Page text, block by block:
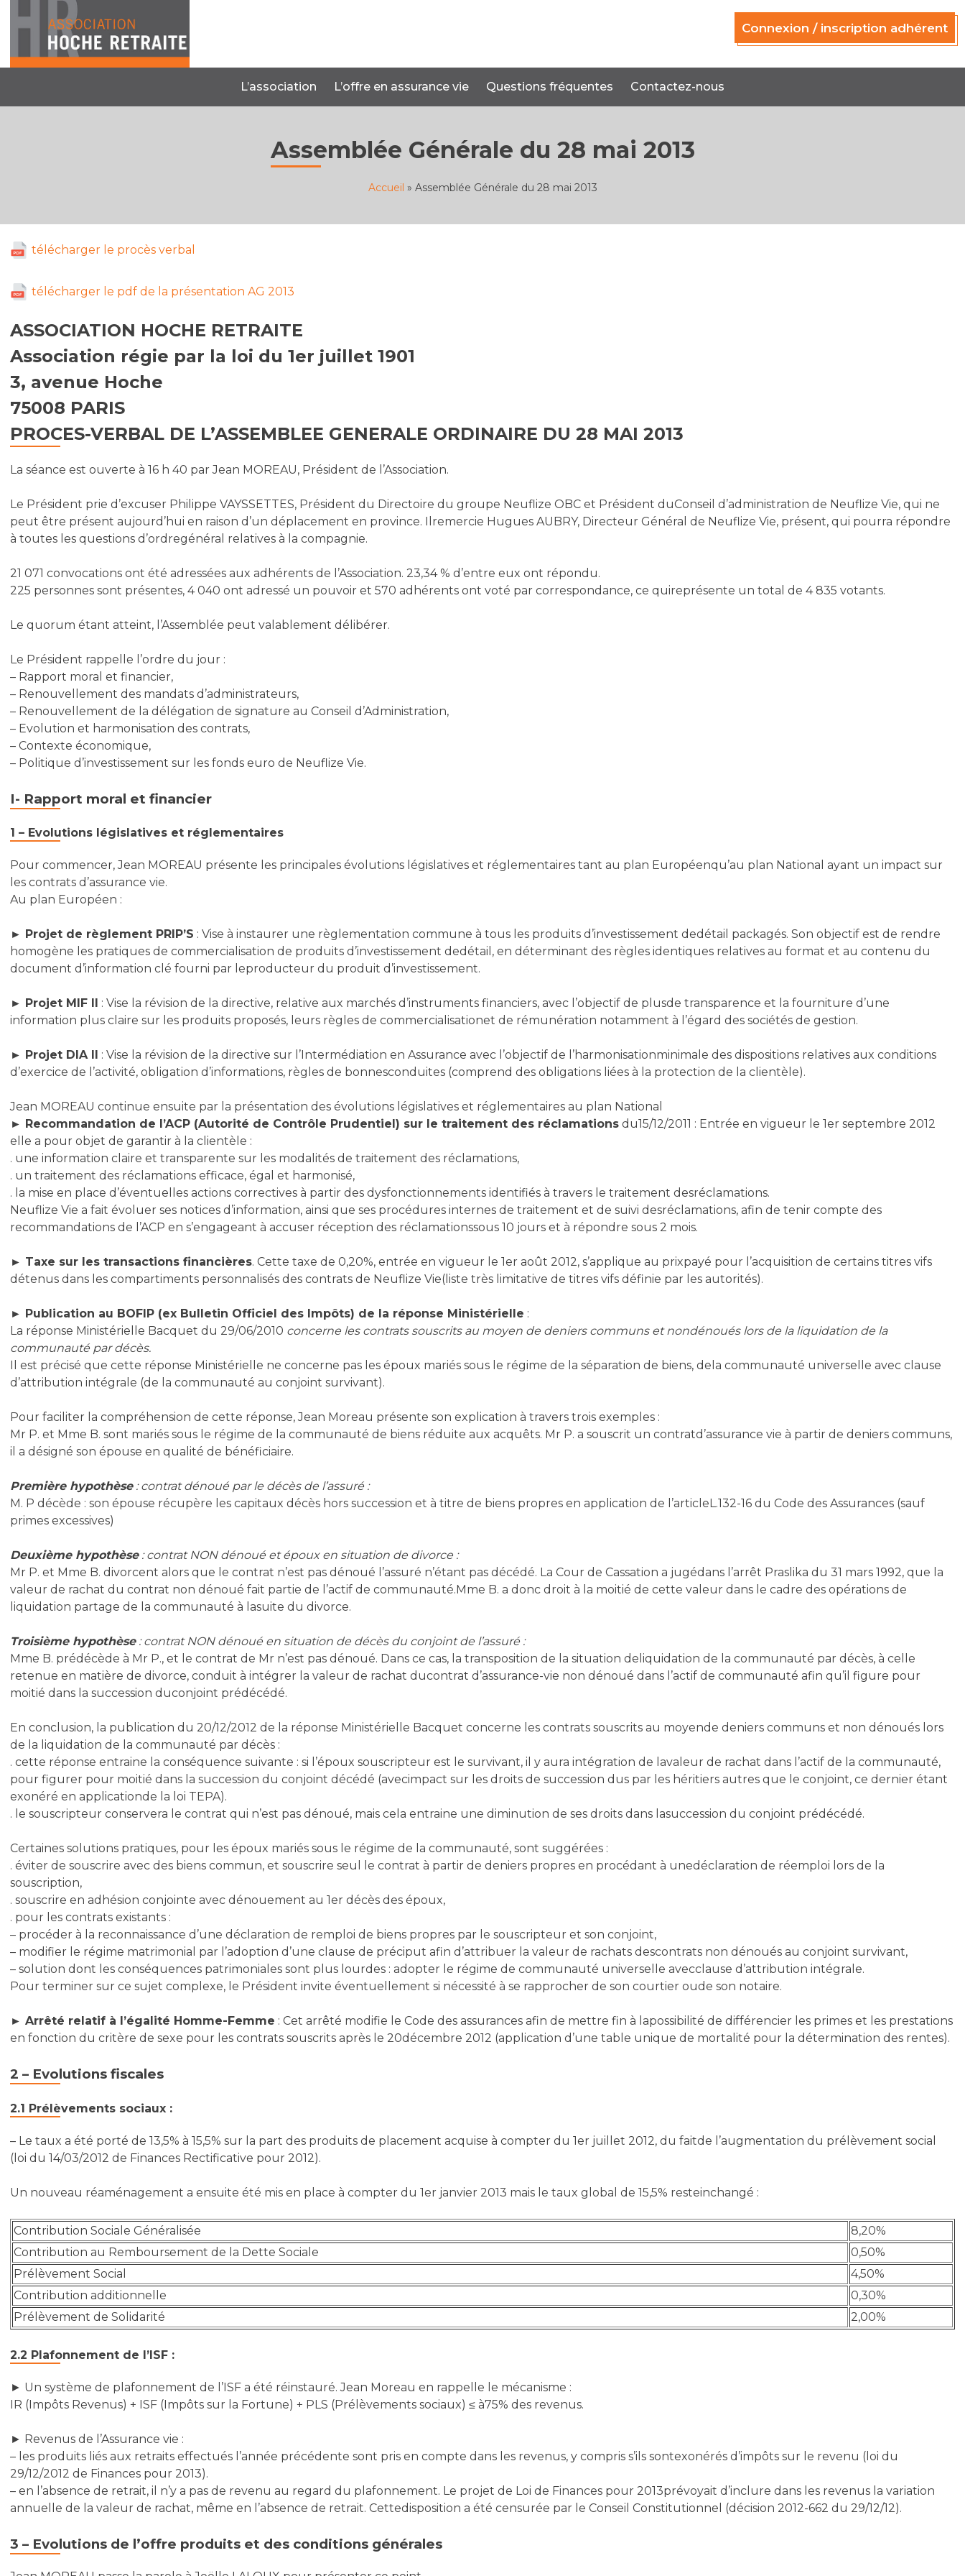
Connexion / inscription adhérent
L’association L’offre en assurance vie Questions fréquentes Contactez-nous
Assemblée Générale du 28 mai 2013
Accueil » Assemblée Générale du 28 mai 2013
télécharger le procès verbal
télécharger le pdf de la présentation AG 2013
ASSOCIATION HOCHE RETRAITE
Association régie par la loi du 1er juillet 1901
3, avenue Hoche
75008 PARIS
PROCES-VERBAL DE L’ASSEMBLEE GENERALE ORDINAIRE DU 28 MAI 2013
La séance est ouverte à 16 h 40 par Jean MOREAU, Président de l’Association.
Le Président prie d’excuser Philippe VAYSSETTES, Président du Directoire du groupe Neuflize OBC et Président duConseil d’administration de Neuflize Vie, qui ne
peut être présent aujourd’hui en raison d’un déplacement en province. Ilremercie Hugues AUBRY, Directeur Général de Neuflize Vie, présent, qui pourra répondre
à toutes les questions d’ordregénéral relatives à la compagnie.
21 071 convocations ont été adressées aux adhérents de l’Association. 23,34 % d’entre eux ont répondu.
225 personnes sont présentes, 4 040 ont adressé un pouvoir et 570 adhérents ont voté par correspondance, ce quireprésente un total de 4 835 votants.
Le quorum étant atteint, l’Assemblée peut valablement délibérer.
Le Président rappelle l’ordre du jour :
– Rapport moral et financier,
– Renouvellement des mandats d’administrateurs,
– Renouvellement de la délégation de signature au Conseil d’Administration,
– Evolution et harmonisation des contrats,
– Contexte économique,
– Politique d’investissement sur les fonds euro de Neuflize Vie.
I- Rapport moral et financier
1 – Evolutions législatives et réglementaires
Pour commencer, Jean MOREAU présente les principales évolutions législatives et réglementaires tant au plan Européenqu’au plan National ayant un impact sur
les contrats d’assurance vie.
Au plan Européen :
► Projet de règlement PRIP’S : Vise à instaurer une règlementation commune à tous les produits d’investissement dedétail packagés. Son objectif est de rendre
homogène les pratiques de commercialisation de produits d’investissement dedétail, en déterminant des règles identiques relatives au format et au contenu du
document d’information clé fourni par leproducteur du produit d’investissement.
► Projet MIF II
: Vise la révision de la directive, relative aux marchés d’instruments financiers, avec l’objectif de plusde transparence et la fourniture d’une
information plus claire sur les produits proposés, leurs règles de commercialisationet de rémunération notamment à l’égard des sociétés de gestion.
► Projet DIA II
: Vise la révision de la directive sur l’Intermédiation en Assurance avec l’objectif de l’harmonisationminimale des dispositions relatives aux conditions
d’exercice de l’activité, obligation d’informations, règles de bonnesconduites (comprend des obligations liées à la protection de la clientèle).
Jean MOREAU continue ensuite par la présentation des évolutions législatives et réglementaires au plan National
► Recommandation de l’ACP (Autorité de Contrôle Prudentiel) sur le traitement des réclamations du15/12/2011 : Entrée en vigueur le 1er septembre 2012
elle a pour objet de garantir à la clientèle :
. une information claire et transparente sur les modalités de traitement des réclamations,
. un traitement des réclamations efficace, égal et harmonisé,
. la mise en place d’éventuelles actions correctives à partir des dysfonctionnements identifiés à travers le traitement desréclamations.
Neuflize Vie a fait évoluer ses notices d’information, ainsi que ses procédures internes de traitement et de suivi desréclamations, afin de tenir compte des
recommandations de l’ACP en s’engageant à accuser réception des réclamationssous 10 jours et à répondre sous 2 mois.
► Taxe sur les transactions financières. Cette taxe de 0,20%, entrée en vigueur le 1er août 2012, s’applique au prixpayé pour l’acquisition de certains titres vifs
détenus dans les compartiments personnalisés des contrats de Neuflize Vie(liste très limitative de titres vifs définie par les autorités).
► Publication au BOFIP (ex Bulletin Officiel des Impôts) de la réponse Ministérielle :
La réponse Ministérielle Bacquet du 29/06/2010 concerne les contrats souscrits au moyen de deniers communs et nondénoués lors de la liquidation de la
communauté par décès.
Il est précisé que cette réponse Ministérielle ne concerne pas les époux mariés sous le régime de la séparation de biens, dela communauté universelle avec clause
d’attribution intégrale (de la communauté au conjoint survivant).
Pour faciliter la compréhension de cette réponse, Jean Moreau présente son explication à travers trois exemples :
Mr P. et Mme B. sont mariés sous le régime de la communauté de biens réduite aux acquêts. Mr P. a souscrit un contratd’assurance vie à partir de deniers communs,
il a désigné son épouse en qualité de bénéficiaire.
Première hypothèse: contrat dénoué par le décès de l’assuré :
M. P décède : son épouse récupère les capitaux décès hors succession et à titre de biens propres en application de l’articleL.132-16 du Code des Assurances (sauf
primes excessives)
Deuxième hypothèse: contrat NON dénoué et époux en situation de divorce :
Mr P. et Mme B. divorcent alors que le contrat n’est pas dénoué l’assuré n’étant pas décédé. La Cour de Cassation a jugédans l’arrêt Praslika du 31 mars 1992, que la
valeur de rachat du contrat non dénoué fait partie de l’actif de communauté.Mme B. a donc droit à la moitié de cette valeur dans le cadre des opérations de
liquidation partage de la communauté à lasuite du divorce.
Troisième hypothèse: contrat NON dénoué en situation de décès du conjoint de l’assuré :
Mme B. prédécède à Mr P., et le contrat de Mr n’est pas dénoué. Dans ce cas, la transposition de la situation deliquidation de la communauté par décès, à celle
retenue en matière de divorce, conduit à intégrer la valeur de rachat ducontrat d’assurance-vie non dénoué dans l’actif de communauté afin qu’il figure pour
moitié dans la succession duconjoint prédécédé.
En conclusion, la publication du 20/12/2012 de la réponse Ministérielle Bacquet concerne les contrats souscrits au moyende deniers communs et non dénoués lors
de la liquidation de la communauté par décès :
. cette réponse entraine la conséquence suivante : si l’époux souscripteur est le survivant, il y aura intégration de lavaleur de rachat dans l’actif de la communauté,
pour figurer pour moitié dans la succession du conjoint décédé (avecimpact sur les droits de succession dus par les héritiers autres que le conjoint, ce dernier étant
exonéré en applicationde la loi TEPA).
. le souscripteur conservera le contrat qui n’est pas dénoué, mais cela entraine une diminution de ses droits dans lasuccession du conjoint prédécédé.
Certaines solutions pratiques, pour les époux mariés sous le régime de la communauté, sont suggérées :
. éviter de souscrire avec des biens commun, et souscrire seul le contrat à partir de deniers propres en procédant à unedéclaration de réemploi lors de la
souscription,
. souscrire en adhésion conjointe avec dénouement au 1er décès des époux,
. pour les contrats existants :
– procéder à la reconnaissance d’une déclaration de remploi de biens propres par le souscripteur et son conjoint,
– modifier le régime matrimonial par l’adoption d’une clause de préciput afin d’attribuer la valeur de rachats descontrats non dénoués au conjoint survivant,
– solution dont les conséquences patrimoniales sont plus lourdes : adopter le régime de communauté universelle avecclause d’attribution intégrale.
Pour terminer sur ce sujet complexe, le Président invite éventuellement si nécessité à se rapprocher de son courtier oude son notaire.
► Arrêté relatif à l’égalité Homme-Femme : Cet arrêté modifie le Code des assurances afin de mettre fin à lapossibilité de différencier les primes et les prestations
en fonction du critère de sexe pour les contrats souscrits après le 20décembre 2012 (application d’une table unique de mortalité pour la détermination des rentes).
2 – Evolutions fiscales
2.1 Prélèvements sociaux :
– Le taux a été porté de 13,5% à 15,5% sur la part des produits de placement acquise à compter du 1er juillet 2012, du faitde l’augmentation du prélèvement social
(loi du 14/03/2012 de Finances Rectificative pour 2012).
Un nouveau réaménagement a ensuite été mis en place à compter du 1er janvier 2013 mais le taux global de 15,5% resteinchangé :
Contribution Sociale Généralisée
8,20%
Contribution au Remboursement de la Dette Sociale
0,50%
Prélèvement Social
4,50%
Contribution additionnelle
0,30%
Prélèvement de Solidarité
2,00%
2.2 Plafonnement de l’ISF :
► Un système de plafonnement de l’ISF a été réinstauré. Jean Moreau en rappelle le mécanisme :
IR (Impôts Revenus) + ISF (Impôts sur la Fortune) + PLS (Prélèvements sociaux) ≤ à75% des revenus.
► Revenus de l’Assurance vie :
– les produits liés aux retraits effectués l’année précédente sont pris en compte dans les revenus, y compris s’ils sontexonérés d’impôts sur le revenu (loi du
29/12/2012 de Finances pour 2013).
– en l’absence de retrait, il n’y a pas de revenu au regard du plafonnement. Le projet de Loi de Finances pour 2013prévoyait d’inclure dans les revenus la variation
annuelle de la valeur de rachat, même en l’absence de retrait. Cettedisposition a été censurée par le Conseil Constitutionnel (décision 2012-662 du 29/12/12).
3 – Evolutions de l’offre produits et des conditions générales